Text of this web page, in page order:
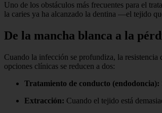
Uno de los obstáculos más frecuentes para el
la caries ya ha alcanzado la dentina —el tejido
De la mancha blanca a la
Cuando la infección se profundiza, la resistencia
opciones clínicas se reducen a dos:
Tratamiento de conducto (endodoncia):
Extracción: Cuando el tejido está